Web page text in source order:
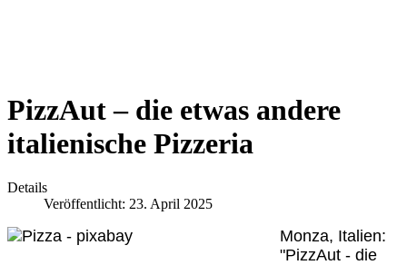
PizzAut – die etwas andere
italienische Pizzeria
Details
Veröffentlicht: 23. April 2025
Monza, Italien:
"PizzAut - die